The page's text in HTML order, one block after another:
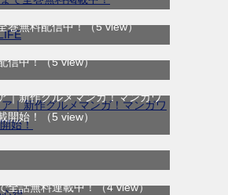
｜全17巻完結！マンガParkで
巻無料配信中！（5 view）
新刊第2巻！サンデーうぇぶり
信中！（5 view）
｜新作グルメマンガ！マンガワ
開始！
（5 view）
月7日までの期間限定！最終巻
で読める公式マンガアプリ（4
得｜最新刊第3巻！マンガUP!
全話無料連載中！（4 view）